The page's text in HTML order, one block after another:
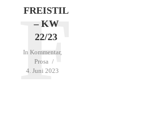
FREISTIL
– KW
22/23
InKommentar,
Prosa
4. Juni 2023
F